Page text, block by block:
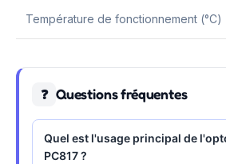
Température de fonctionnement (°C)
❓ Questions fréquentes
Quel est l'usage principal de
PC817 ?